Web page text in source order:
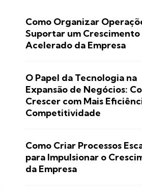
Como Organizar
Suportar um Crescimento
Acelerado da Empresa
O Papel da Tecnologia na
Expansão de Negócios:
Crescer com Mais
Competitividade
Como Criar Processos
para Impulsionar o
da Empresa